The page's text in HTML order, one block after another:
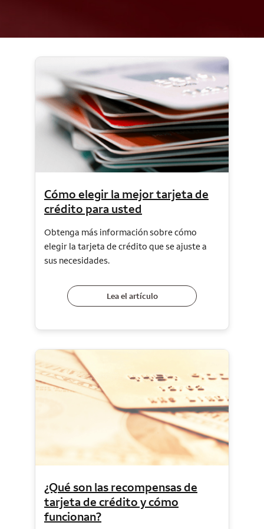
Cómo elegir la mejor tarjeta de
crédito para usted
Obtenga más información sobre cómo
elegir la tarjeta de crédito que se ajuste a
sus necesidades.
Lea el artículo
¿Qué son las recompensas de
tarjeta de crédito y cómo
funcionan?